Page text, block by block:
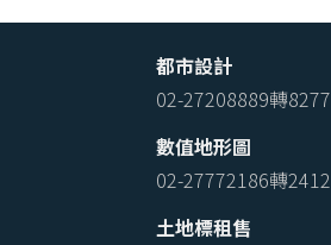
都市設計
02-27208889轉8277
數值地形圖
02-27772186轉2412
土地標租售